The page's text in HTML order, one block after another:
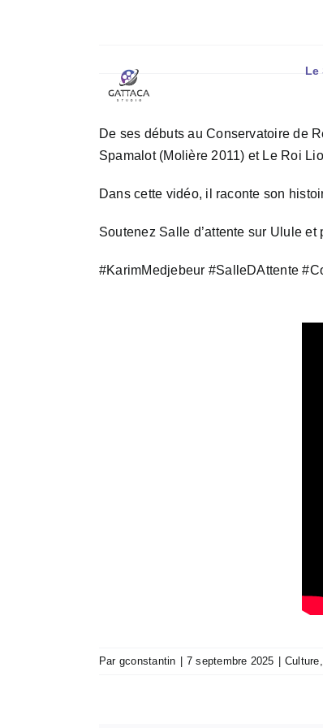
Le
De ses débuts au Conservatoire de
Spamalot (Molière 2011) et Le Roi
Dans cette vidéo, il raconte son
Soutenez Salle d’attente sur Ulule
#KarimMedjebeur #SalleDAttente
Par gconstantin 7 septembre 2025 Culture